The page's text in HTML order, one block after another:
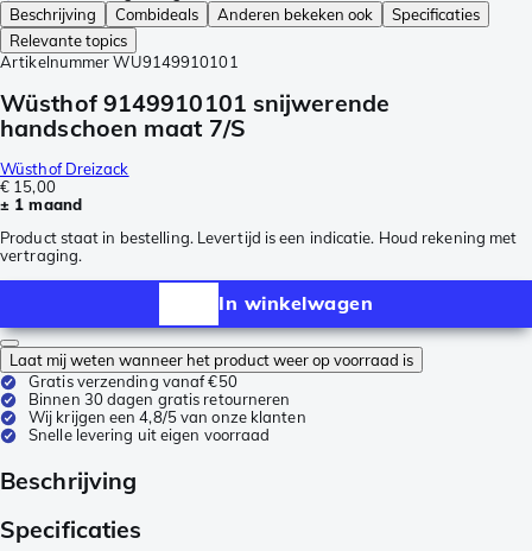
Beschrijving
Combideals Anderen bekeken ook
Specificaties
Relevante topics
Artikelnummer WU9149910101
Wüsthof 9149910101 snijwerende
handschoen maat 7/S
Wüsthof Dreizack
€ 15,00
± 1 maand
Product staat in bestelling. Levertijd is een indicatie. Houd rekening met
vertraging.
In winkelwagen
Laat mij weten wanneer het product weer op voorraad is
Gratis verzending vanaf €50
Binnen 30 dagen gratis retourneren
Wij krijgen een 4,8/5 van onze klanten
Snelle levering uit eigen voorraad
Beschrijving
Specificaties